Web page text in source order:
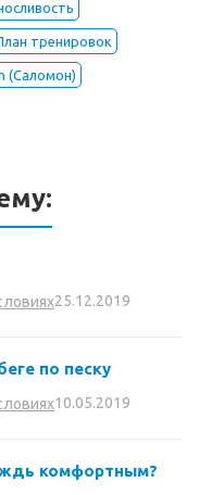
тренировок
(Саломон)
25.12.2019
по песку
10.05.2019
комфортным?